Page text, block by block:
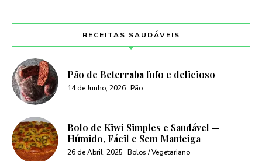
RECEITAS SAUDÁVEIS
Pão de Beterraba fofo e delicioso
14 de Junho, 2026 Pão
Bolo de Kiwi Simples e Saudável —
Húmido, Fácil e Sem Manteiga
26 de Abril, 2025 Bolos / Vegetariano